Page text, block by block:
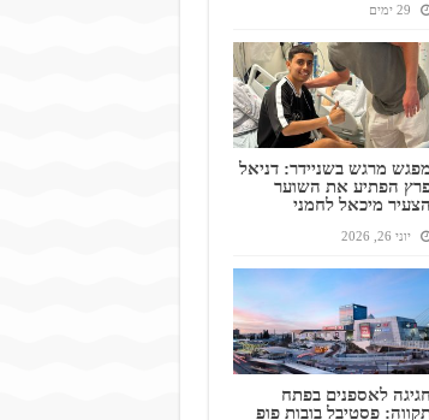
29 ימים
מפגש מרגש בשניידר: דניאל
הפתיע את השוער
הצעיר מיכאל לחמני
יוני 26, 2026
חגיגה לאספנים בפתח
תקווה: פסטיבל בובות פופ